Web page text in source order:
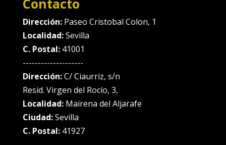
Dirección: Paseo Cristobal Colon, 1
Localidad:Sevilla
C. Postal:41001
--------------------
Dirección:C/ Ciaurriz, s/n
Resid. Virgen del Rocío, 3,
Localidad:Mairena del Aljarafe
Ciudad:Sevilla
C. Postal:41927